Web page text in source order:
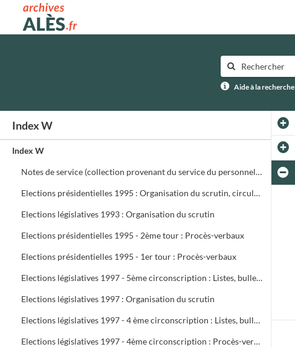
Archives municipales d'Alès
Aide à la recherche
Index W
Index W
Notes de service (collection provenant du service du personnel) ffffff
Elections présidentielles 1995 : Organisation du scrutin, circulaires, assesseurs, délégués, présidents de bureau de vote
Elections législatives 1993 : Organisation du scrutin
Elections présidentielles 1995 - 2ème tour : Procès-verbaux
Elections présidentielles 1995 - 1er tour : Procès-verbaux
Elections législatives 1997 - 5ème circonscription : Listes, bulletins de vote, délégués et assesseurs
Elections législatives 1997 : Organisation du scrutin
Elections législatives 1997 - 4 ème circonscription : Listes, bulletins de vote, délégués et assesseurs
Elections législatives 1997 - 4ème circonscription : Procès-verbaux